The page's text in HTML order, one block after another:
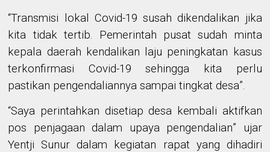
“Transmisi lokal Covid-19 susah dikendalikan jika
kita tidak tertib. Pemerintah pusat sudah minta
kepala daerah kendalikan laju peningkatan kasus
terkonfirmasi Covid-19 sehingga kita perlu
pastikan pengendaliannya sampai tingkat desa”.
“Saya perintahkan disetiap desa kembali aktifkan
pos penjagaan dalam upaya pengendalian” ujar
Yentji Sunur dalam kegiatan rapat yang dihadiri